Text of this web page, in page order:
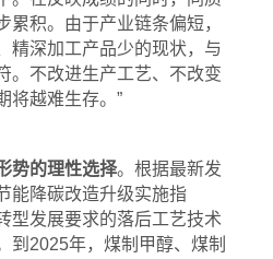
累积。由于产业链条偏短，
精深加工产品少的现状，与
。不改进生产工艺、不改变
将越难生存。”
势的理性选择。根据最新发
能降碳改造升级实施指
型发展要求的落后工艺技术
到2025年，煤制甲醇、煤制